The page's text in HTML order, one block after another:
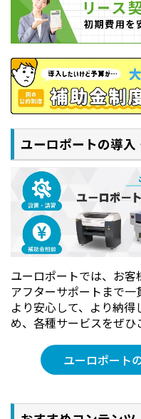
ユーロポートの導入
ユーロポートでは、お
アフターサポートまで一
より安心して、より納
め、各種サービスをぜひ
ユーロポート